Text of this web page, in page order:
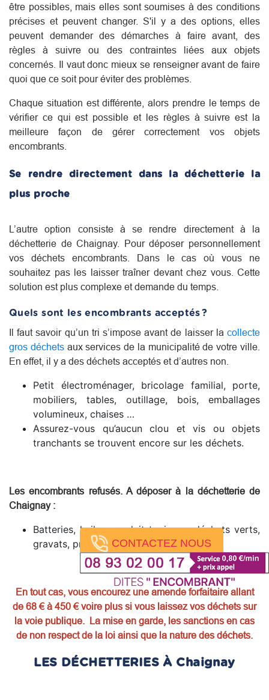
CONTACTEZ NOUS
être possibles, mais elles sont soumises à des conditions
précises et peuvent changer. S'il y a des options, elles
peuvent demander des démarches à faire avant, des
règles à suivre ou des contraintes liées aux objets
concernés. Il vaut donc mieux se renseigner avant de faire
quoi que ce soit pour éviter des problèmes.
Chaque situation est différente, alors prendre le temps de
vérifier ce qui est possible et les règles à suivre est la
meilleure façon de gérer correctement vos objets
encombrants.
Se rendre directement dans la déchetterie la
plus proche
L’autre option consiste à se rendre directement à la
déchetterie de Chaignay. Pour déposer personnellement
vos déchets encombrants. Dans le cas où vous ne
souhaitez pas les laisser traîner devant chez vous. Cette
solution est plus complexe et demande du temps.
Quels sont les encombrants acceptés ?
Il faut savoir qu’un tri s’impose avant de laisser la collecte
gros déchetsaux services de la municipalité de votre ville.
En effet, il y a des déchets acceptés et d’autres non.
Petit électroménager, bricolage familial, porte,
mobiliers, tables, outillage, bois, emballages
volumineux, chaises …
Assurez-vous qu’aucun clou et vis ou objets
tranchants se trouvent encore sur les déchets.
Les encombrants refusés. A déposer à la déchetterie de
Chaignay:
Batteries, huiles, produit toxiques, déchets verts,
gravats, pneus, produits dangereux.
En tout cas, vous encourez une amende forfaitaire allant
de 68 € à 450 € voire plus si vous laissez vos déchets sur
la voie publique. La mise en garde, les sanctions en cas
de non respect de la loi ainsi que la nature des déchets.
LES DÉCHETTERIES À Chaignay